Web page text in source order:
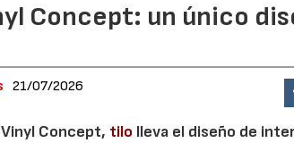
Concept: un único
21/07/2026
Concept, tilo lleva el diseño de